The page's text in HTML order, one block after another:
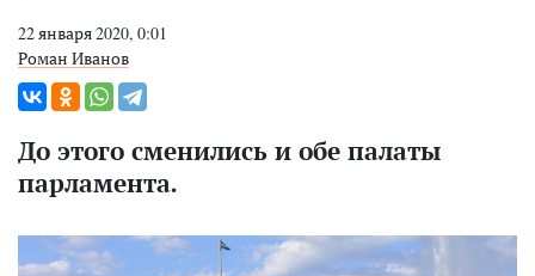
22 января 2020, 0:01
Роман Иванов
До этого сменились и обе палаты
парламента.